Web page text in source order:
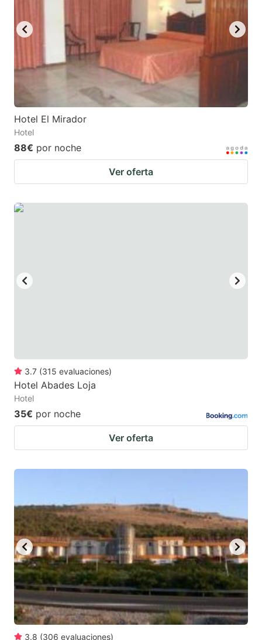
Hotel El Mirador
Hotel
88€ por noche
Ver oferta
3.7 (315 evaluaciones)
Hotel Abades Loja
Hotel
35€ por noche
Ver oferta
3.8 (306 evaluaciones)